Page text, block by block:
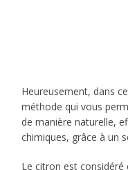
Heureusement, dans
méthode qui vous
de manière naturelle,
chimiques, grâce à un
Le citron est